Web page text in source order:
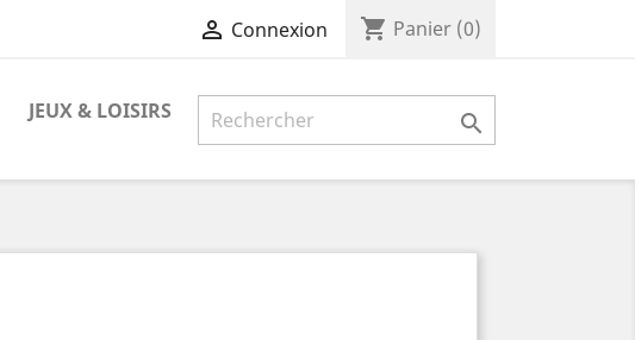
 Connexion shopping_cart Panier (0)
JEUX & LOISIRS 